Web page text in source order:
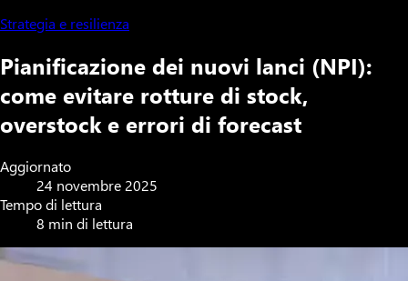
Strategia e resilienza
Pianificazione dei nuovi lanci (NPI):
come evitare rotture di stock,
overstock e errori di forecast
Aggiornato
24 novembre 2025
Tempo di lettura
8 min di lettura